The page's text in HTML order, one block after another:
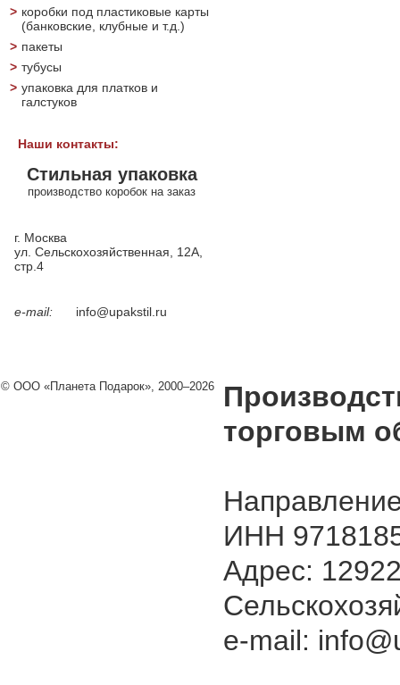
> коробки под пластиковые карты
(банковские, клубные и т.д.)
> пакеты
> тубусы
> упаковка для платков и
галстуков
Наши контакты:
Стильная упаковка
производство коробок на заказ
г. Москва
ул. Сельскохозяйственная, 12А,
стр.4
e-mail: info@upakstil.ru
© ООО «Планета Подарок», 2000–2026
торговым
ИНН
Адрес:
e-mail: